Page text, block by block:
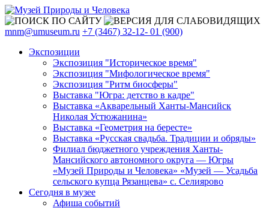
mnm@umuseum.ru +7 (3467) 32-12- 01 (900)
Экспозиции
Экспозиция "Историческое время"
Экспозиция "Мифологическое время"
Экспозиция "Ритм биосферы"
Выставка "Югра: детство в кадре"
Выставка «Акварельный Ханты-Мансийск
Николая Устюжанина»
Выставка «Геометрия на бересте»
Выставка «Русская свадьба. Традиции и обряды»
Филиал бюджетного учреждения Ханты-
Мансийского автономного округа — Югры
«Музей Природы и Человека» «Музей — Усадьба
сельского купца Рязанцева» с. Селиярово
Сегодня в музее
Афиша событий